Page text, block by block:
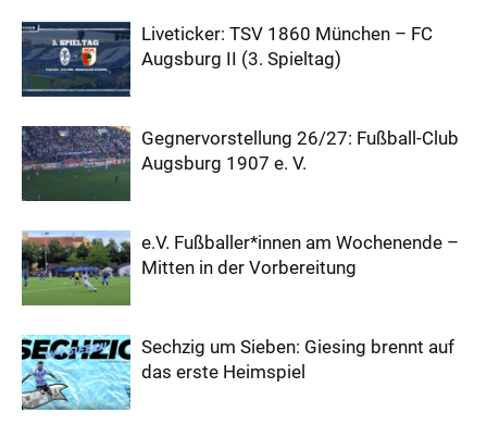
Liveticker: TSV 1860 München – FC
Augsburg II (3. Spieltag)
Gegnervorstellung 26/27: Fußball-Club
Augsburg 1907 e. V.
e.V. Fußballer*innen am Wochenende –
Mitten in der Vorbereitung
Sechzig um Sieben: Giesing brennt auf
das erste Heimspiel